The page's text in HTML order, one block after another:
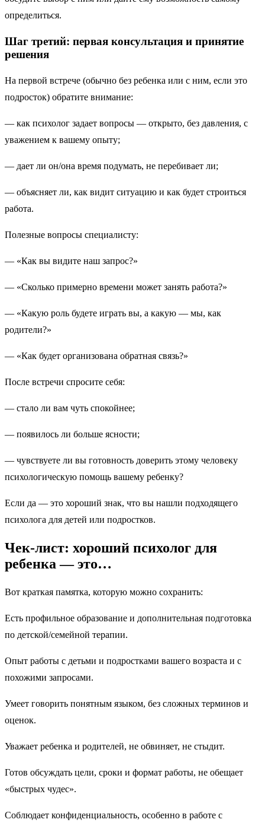
определиться.
Шаг третий: первая консультация и принятие
решения
На первой встрече (обычно без ребенка или с ним, если это
подросток) обратите внимание:
— как психолог задает вопросы — открыто, без давления, с
уважением к вашему опыту;
— дает ли он/она время подумать, не перебивает ли;
— объясняет ли, как видит ситуацию и как будет строиться
работа.
Полезные вопросы специалисту:
— «Как вы видите наш запрос?»
— «Сколько примерно времени может занять работа?»
— «Какую роль будете играть вы, а какую — мы, как
родители?»
— «Как будет организована обратная связь?»
После встречи спросите себя:
— стало ли вам чуть спокойнее;
— появилось ли больше ясности;
— чувствуете ли вы готовность доверить этому человеку
психологическую помощь вашему ребенку?
Если да — это хороший знак, что вы нашли подходящего
психолога для детей или подростков.
Чек-лист: хороший психолог для
ребенка — это…
Вот краткая памятка, которую можно сохранить:
Есть профильное образование и дополнительная подготовка
по детской/семейной терапии.
Опыт работы с детьми и подростками вашего возраста и с
похожими запросами.
Умеет говорить понятным языком, без сложных терминов и
оценок.
Уважает ребенка и родителей, не обвиняет, не стыдит.
Готов обсуждать цели, сроки и формат работы, не обещает
«быстрых чудес».
Соблюдает конфиденциальность, особенно в работе с